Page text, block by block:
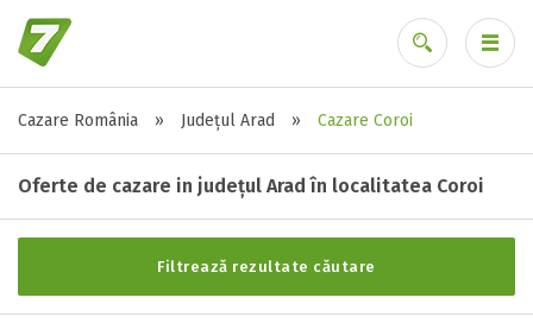
Cazare România » Județul Arad » Cazare Coroi
Oferte de cazare in județul Arad în localitatea Coroi
Filtrează rezultate căutare
Stele / margarete
Neclasificat
2 stele / margarete
3 stele / margarete